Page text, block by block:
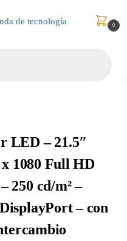
0
LED – 21.5″
x 1080 Full HD
250 cd/m² –
– con